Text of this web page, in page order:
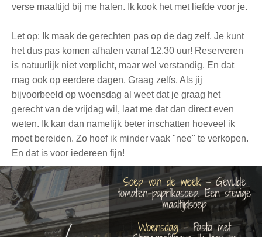
verse maaltijd bij me halen. Ik kook het met liefde voor je.
Let op: Ik maak de gerechten pas op de dag zelf. Je kunt
het dus pas komen afhalen vanaf 12.30 uur! Reserveren
is natuurlijk niet verplicht, maar wel verstandig. En dat
mag ook op eerdere dagen. Graag zelfs. Als jij
bijvoorbeeld op woensdag al weet dat je graag het
gerecht van de vrijdag wil, laat me dat dan direct even
weten. Ik kan dan namelijk beter inschatten hoeveel ik
moet bereiden. Zo hoef ik minder vaak "nee" te verkopen.
En dat is voor iedereen fijn!